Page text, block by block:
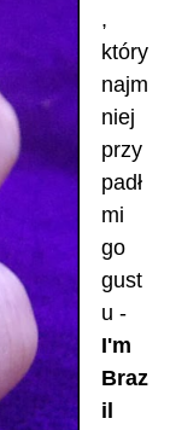
,
który
najm
niej
przy
padł
mi
go
gust
u -
I'm
Braz
il